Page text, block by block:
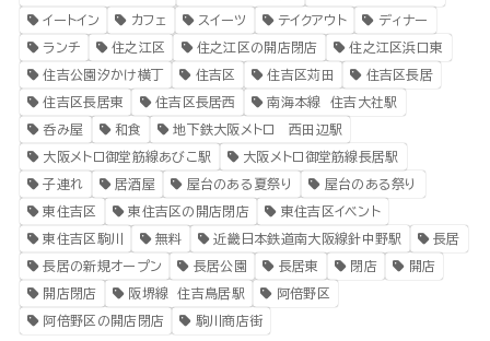
イートイン カフェ スイーツ テイクアウト ディナー
ランチ 住之江区 住之江区の開店閉店 住之江区浜口東
住吉公園汐かけ横丁 住吉区 住吉区苅田 住吉区長居
住吉区長居東 住吉区長居西 南海本線 住吉大社駅
呑み屋 和食 地下鉄大阪メトロ 西田辺駅
大阪メトロ御堂筋線あびこ駅 大阪メトロ御堂筋線長居駅
子連れ 居酒屋 屋台のある夏祭り 屋台のある祭り
東住吉区 東住吉区の開店閉店 東住吉区イベント
東住吉区駒川 無料 近畿日本鉄道南大阪線針中野駅 長居
長居の新規オープン 長居公園 長居東 閉店 開店
開店閉店 阪堺線 住吉鳥居駅 阿倍野区
阿倍野区の開店閉店 駒川商店街